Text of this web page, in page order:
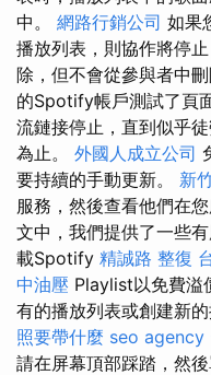
中。 網路行銷公司 如果
播放列表，則協作將停
除，但不會從參與者中刪
的Spotify帳戶測試了頁
流鏈接停止，直到似乎
為止。 外國人成立公司
要持續的手動更新。 新
服務，然後查看他們在
文中，我們提供了一些
載Spotify 精誠路 整復
中油壓 Playlist以免費溢
有的播放列表或創建新的
照要帶什麼 seo agency
請在屏幕頂部踩踏，然